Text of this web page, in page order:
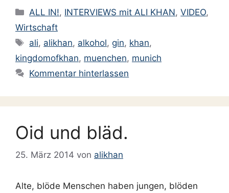
Kategorien
ALL IN!, INTERVIEWS mit ALI KHAN,VIDEO,
Wirtschaft
Schlagwörter
ali, alikhan, alkohol,gin, khan,
kingdomofkhan, muenchen, munich
Kommentar hinterlassen
Oid und bläd.
25. März 2014 von alikhan
Alte, blöde Menschen haben jungen, blöden